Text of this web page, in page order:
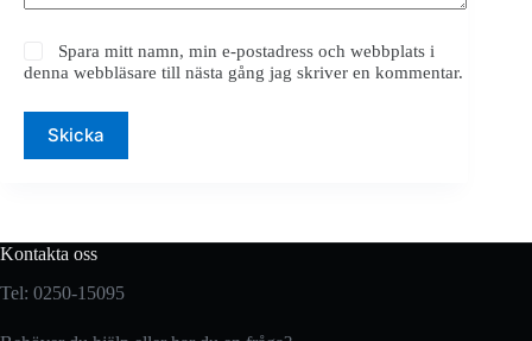
Spara mitt namn, min e-postadress och webbplats i
denna webbläsare till nästa gång jag skriver en kommentar.
Skicka
Kontakta oss
Tel: 0250-15095